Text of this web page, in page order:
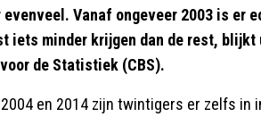
evenveel. Vanaf ongeveer 2003 is er
iets minder krijgen dan de rest,
de Statistiek (CBS).
en 2014 zijn twintigers er zelfs in